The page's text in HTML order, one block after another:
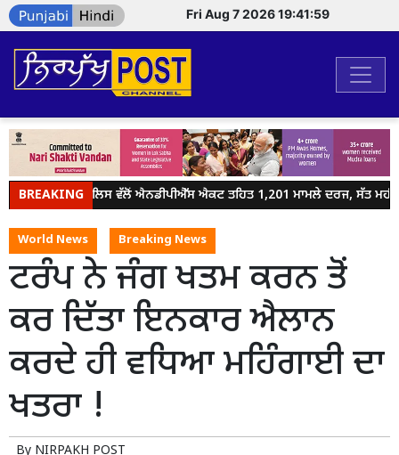
Fri Aug 7 2026 19:41:59
BREAKING
ਜਲੰਧਰ ਪੁਲਿਸ ਵੱਲੋਂ ਐਨਡੀਪੀਐੱਸ ਐਕਟ ਤਹਿਤ 1,201 ਮਾਮਲੇ ਦਰਜ, ਸੱਤ
World News Breaking News
ਟਰੰਪ ਨੇ ਜੰਗ ਖਤਮ ਕਰਨ ਤੋਂ
ਕਰ ਦਿੱਤਾ ਇਨਕਾਰ ਐਲਾਨ
ਕਰਦੇ ਹੀ ਵਧਿਆ ਮਹਿੰਗਾਈ ਦਾ
ਖਤਰਾ !
By NIRPAKH POST